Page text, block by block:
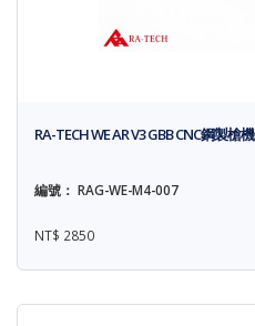
RA-TECH WE AR V3 GBB CNC鋼製槍機
編號： RAG-WE-M4-007
NT$ 2850